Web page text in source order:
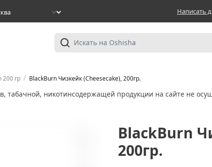
Написать
200 гр / BlackBurn Чизкейк (Cheesecake), 200гр.
табачной, никотинсодержащей продукции на сайте не
BlackBurn
200гр.